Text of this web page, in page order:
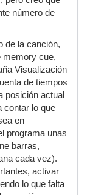
número de
de la canción,
memory cue,
Visualización
de tiempos
posición actual
contar lo que
en
programa unas
barras,
cada vez).
activar
lo que falta